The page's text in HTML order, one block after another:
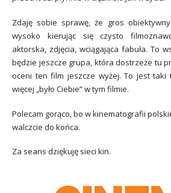
Zdaję sobie sprawę, że gros
wysoko kierując się czysto
aktorska, zdjęcia, wciągająca fabuła. To
będzie jeszcze grupa, która dostrzeże tu
oceni ten film jeszcze wyżej. To jest taki
więcej „było Ciebie” w tym filmie.
Polecam gorąco, bo w kinematografii
walczcie do końca.
Za seans dziękuję sieci kin.